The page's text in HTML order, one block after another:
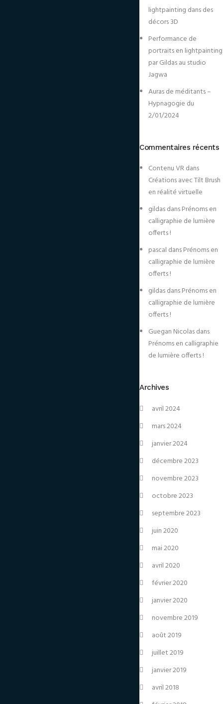
lightpainting dans des
décors 3D
Performance de
portraits en lightpainting
par Gildas au studio
Jagwa
Auras de méditants –
Hypnagogie du
2/01/2024
Commentaires récents
Contenu VRdans
Créations avec Tilt Brush
en réalité virtuelle
gildasdansPrénoms en
calligraphie de lumière
offerts !
pascal dansPrénoms en
calligraphie de lumière
offerts !
gildasdansPrénoms en
calligraphie de lumière
offerts !
Guegan Nicolasdans
Prénoms en calligraphie
de lumière offerts !
Archives
avril 2024
mars 2024
janvier 2024
décembre 2023
novembre 2023
octobre 2023
septembre 2023
juin 2020
mai 2020
avril 2020
février 2020
janvier 2020
novembre 2019
août 2019
juillet 2019
janvier 2019
avril 2018